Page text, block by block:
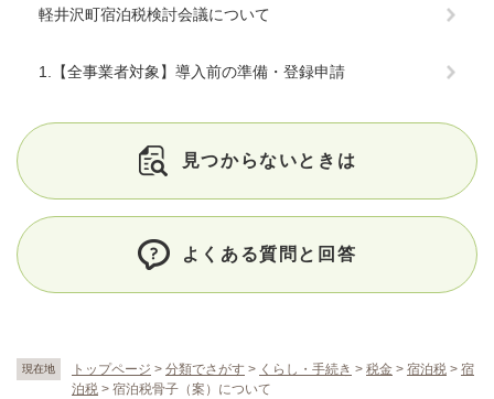
現在地 トップページ > 分類でさがす > くらし・手続き > 税金 > 宿泊税 > 宿
泊税 > 宿泊税骨子（案）について
軽井沢町宿泊税検討会議について
1.【全事業者対象】導入前の準備・登録申請
見つからないときは
よくある質問と回答